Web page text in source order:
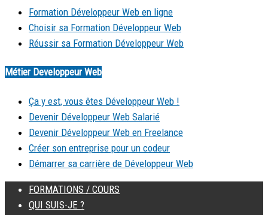
Formation Développeur Web en ligne
Choisir sa Formation Développeur Web
Réussir sa Formation Développeur Web
Métier Developpeur Web
Ça y est, vous êtes Développeur Web !
Devenir Développeur Web Salarié
Devenir Développeur Web en Freelance
Créer son entreprise pour un codeur
Démarrer sa carrière de Développeur Web
FORMATIONS / COURS
QUI SUIS-JE ?